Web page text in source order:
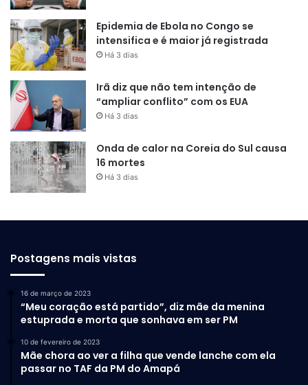
Epidemia de Ebola no Congo se
intensifica e é maior já registrada
Há 3 dias
Irã diz que não tem intenção de
“ampliar conflito” com os EUA
Há 3 dias
Onda de calor na Coreia do Sul causa
16 mortes
Há 3 dias
Postagens mais vistas
16 de março de 2023
“Meu coração está partido”, diz mãe da menina
estuprada e morta que sonhava em ser PM
10 de fevereiro de 2023
Mãe chora ao ver a filha que vende lanche com ela
passar no TAF da PM do Amapá